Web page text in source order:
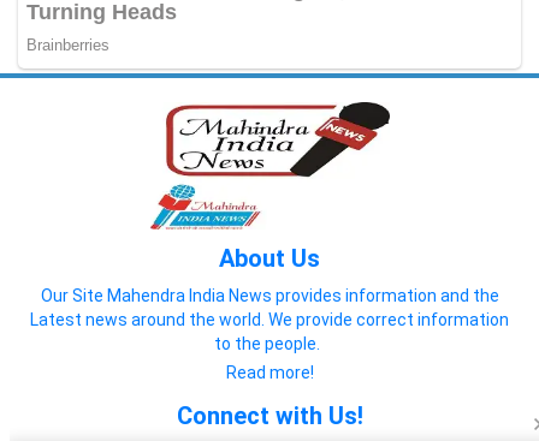
About Us
Our Site Mahendra India News provides information and the
Latest news around the world. We provide correct information
to the people.
Read more!
Connect with Us!